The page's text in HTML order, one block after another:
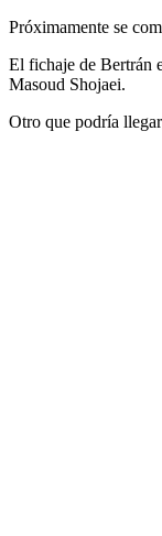
Próximamente se
El fichaje de Bertrán
Masoud Shojaei.
Otro que podría